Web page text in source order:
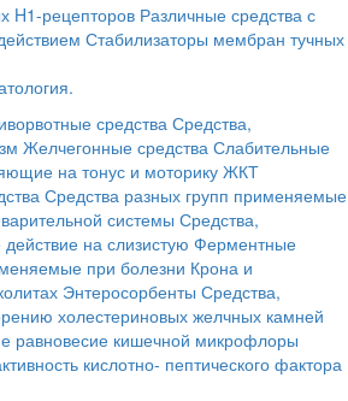
H1-рецепторов Различные средства с
Стабилизаторы мембран тучных
средства Средства,
Желчегонные средства Слабительные
на тонус и моторику ЖКТ
Средства разных групп применяемые
системы Средства,
на слизистую Ферментные
при болезни Крона и
Энтеросорбенты Средства,
холестериновых желчных камней
равновесие кишечной микрофлоры
кислотно- пептического фактора